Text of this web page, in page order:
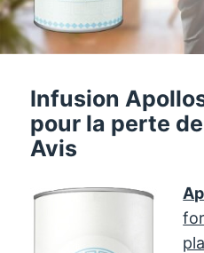
Infusion
pour la perte
Avis